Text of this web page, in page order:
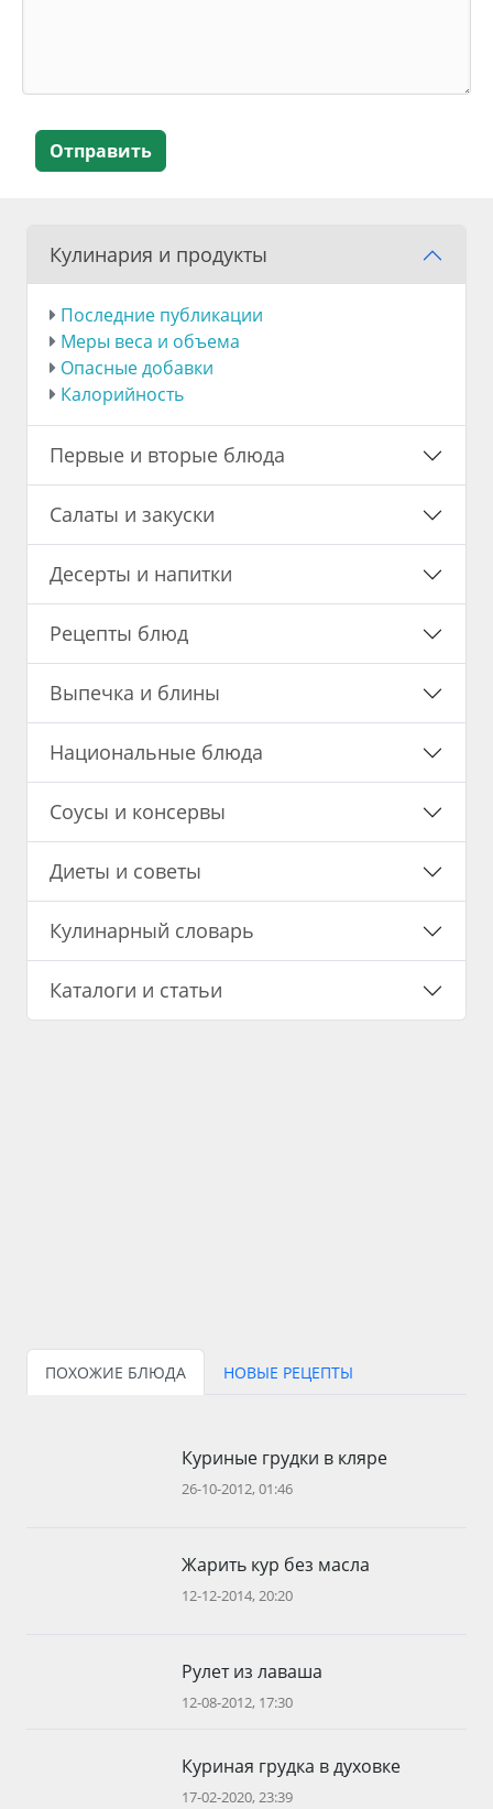
Отправить
Кулинария и продукты
Последние публикации
Меры веса и объема
Опасные добавки
Калорийность
Первые и вторые блюда
Салаты и закуски
Десерты и напитки
Рецепты блюд
Выпечка и блины
Национальные блюда
Соусы и консервы
Диеты и советы
Кулинарный словарь
Каталоги и статьи
ПОХОЖИЕ БЛЮДА НОВЫЕ РЕЦЕПТЫ
Куриные грудки в кляре
26-10-2012, 01:46
Жарить кур без масла
12-12-2014, 20:20
Рулет из лаваша
12-08-2012, 17:30
Куриная грудка в духовке
17-02-2020, 23:39